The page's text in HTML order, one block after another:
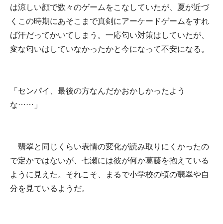
は涼しい顔で数々のゲームをこなしていたが、夏が近づ
くこの時期にあそこまで真剣にアーケードゲームをすれ
ば汗だってかいてしまう。一応匂い対策はしていたが、
変な匂いはしていなかったかと今になって不安になる。
「センパイ、最後の方なんだかおかしかったよう
な……」
翡翠と同じくらい表情の変化が読み取りにくかったの
で定かではないが、七瀬には彼が何か葛藤を抱えている
ように見えた。それこそ、まるで小学校の頃の翡翠や自
分を見ているようだ。